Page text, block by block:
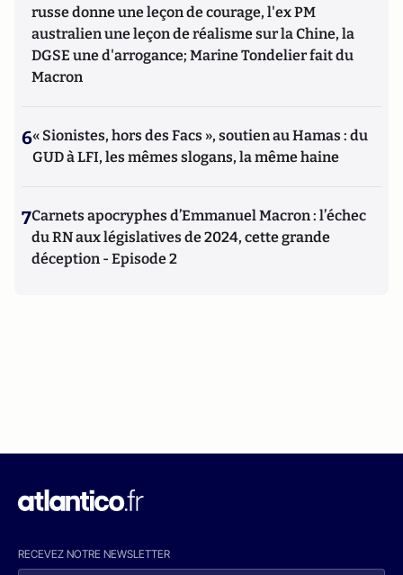
russe donne une leçon de courage, l'ex PM
australien une leçon de réalisme sur la Chine, la
DGSE une d'arrogance; Marine Tondelier fait du
Macron
6« Sionistes, hors des Facs », soutien au Hamas : du
GUD à LFI, les mêmes slogans, la même haine
7Carnets apocryphes d’Emmanuel Macron : l’échec
du RN aux législatives de 2024, cette grande
déception - Episode 2
RECEVEZ NOTRE NEWSLETTER